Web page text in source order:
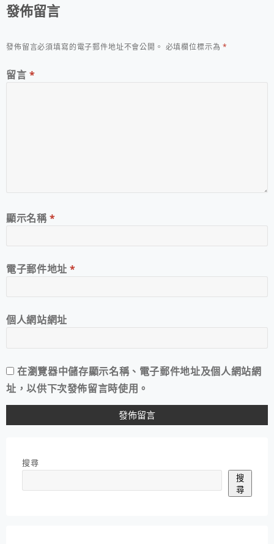
發佈留言
發佈留言必須填寫的電子郵件地址不會公開。 必填欄位標示為*
留言 *
顯示名稱*
電子郵件地址*
個人網站網址
在瀏覽器中儲存顯示名稱、電子郵件地址及個人網站網
址，以供下次發佈留言時使用。
搜尋
搜
尋